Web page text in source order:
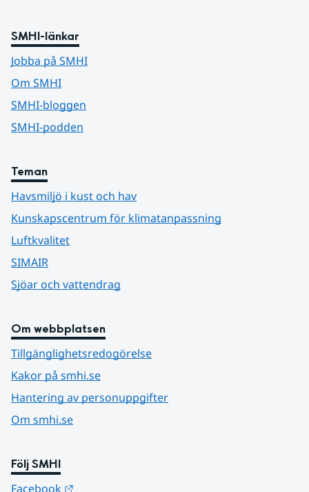
SMHI-länkar
Jobba på SMHI
Om SMHI
SMHI-bloggen
SMHI-podden
Teman
Havsmiljö i kust och hav
Kunskapscentrum för klimatanpassning
Luftkvalitet
SIMAIR
Sjöar och vattendrag
Om webbplatsen
Tillgänglighetsredogörelse
Kakor på smhi.se
Hantering av personuppgifter
Om smhi.se
Följ SMHI
Facebook